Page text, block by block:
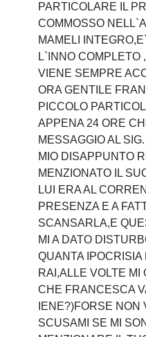
PARTICOLARE IL
COMMOSSO
MAMELI
L`INNO COMPLETO
VIENE SEMPRE
ORA GENTILE
PICCOLO
APPENA 24 ORE
MESSAGGIO AL
MIO DISAPPUNTO
MENZIONATO IL
LUI ERA AL
PRESENZA E A
SCANSARLA,E
MI A DATO
QUANTA IPOCRISIA
RAI,ALLE VOLTE MI
CHE FRANCESCA
IENE?)FORSE NON
SCUSAMI SE MI